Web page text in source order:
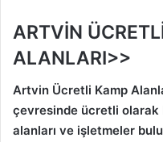
ARTVİN
ALANLARI>>
Artvin Ücretli Kamp
çevresinde ücretli olarak
alanları ve işletmeler